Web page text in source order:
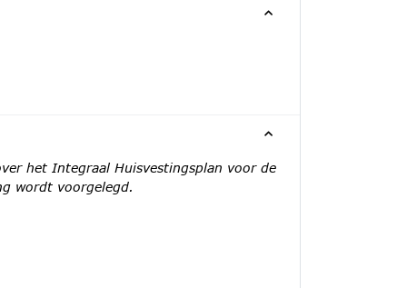
het Integraal Huisvestingsplan voor de
wordt voorgelegd.